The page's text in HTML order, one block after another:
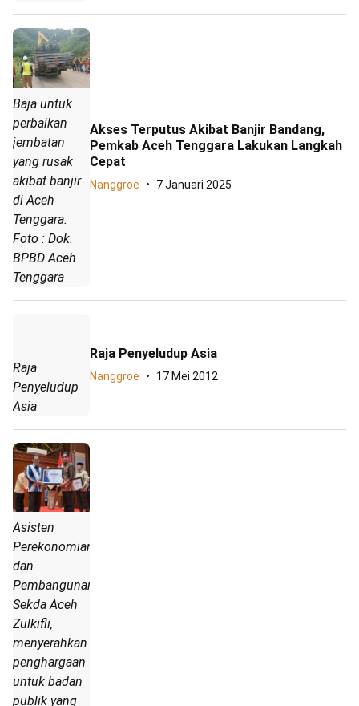
Baja untuk
perbaikan
jembatan
yang rusak
akibat banjir
di Aceh
Tenggara.
Foto : Dok.
BPBD Aceh
Tenggara
Akses Terputus Akibat Banjir Bandang,
Pemkab Aceh Tenggara Lakukan Langkah
Cepat
Nanggroe 7 Januari 2025
Raja
Penyeludup
Asia
Raja Penyeludup Asia
Nanggroe 17 Mei 2012
Asisten
Perekonomian
dan
Pembangunan
Sekda Aceh
Zulkifli,
menyerahkan
penghargaan
untuk badan
publik yang